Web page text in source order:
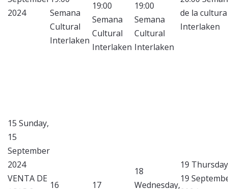
2024
Semana
Cultural
Interlaken
19:00
Semana
Cultural
Interlaken
19:00
Semana
Cultural
Interlaken
de la cultura
Interlaken
15 Sunday,
15
September
2024
VENTA DE
16
17
18
Wednesday,
19
19